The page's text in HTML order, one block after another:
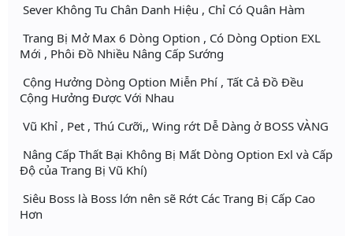
Sever Không Tu Chân Danh Hiệu , Chỉ Có Quân Hàm
Trang Bị Mở Max 6 Dòng Option , Có Dòng Option EXL
Mới , Phôi Đồ Nhiều Nâng Cấp Sướng
Cộng Hưởng Dòng Option Miễn Phí , Tất Cả Đồ Đều
Cộng Hưởng Được Với Nhau
Vũ Khỉ , Pet , Thú Cưỡi,, Wing rớt Dễ Dàng ở BOSS VÀNG
Nâng Cấp Thất Bại Không Bị Mất Dòng Option Exl và Cấp
Độ của Trang Bị Vũ Khí)
Siêu Boss là Boss lớn nên sẽ Rớt Các Trang Bị Cấp Cao
Hơn